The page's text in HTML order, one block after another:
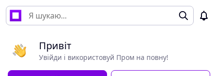
Привіт
Увійди і використовуй Пром на повну!